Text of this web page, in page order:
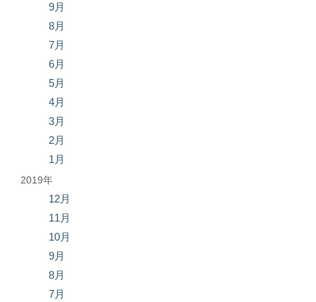
9月
8月
7月
6月
5月
4月
3月
2月
1月
2019年
12月
11月
10月
9月
8月
7月